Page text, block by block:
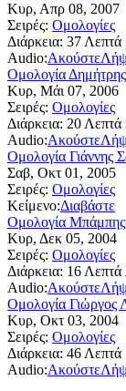
Κυρ, Απρ 08, 2007
Σειρές: Ομολογίες
Διάρκεια: 37 Λεπτά
Audio:Ακούστε
Ομολογία
Κυρ, Μάι 07, 2006
Σειρές: Ομολογίες
Διάρκεια: 20 Λεπτά
Audio:Ακούστε
Ομολογία Γιάννης
Σαβ, Οκτ 01, 2005
Σειρές: Ομολογίες
Κείμενο:Διαβάστε
Ομολογία Μπάμπης
Κυρ, Δεκ 05, 2004
Σειρές: Ομολογίες
Διάρκεια: 16 Λεπτά
Audio:Ακούστε
Ομολογία Γιώργος
Κυρ, Οκτ 03, 2004
Σειρές: Ομολογίες
Διάρκεια: 46 Λεπτά
Audio:Ακούστε